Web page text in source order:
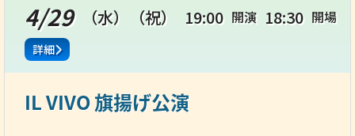
4/29 （水） （祝） 19:00 開演 18:30 開場
詳細
IL VIVO 旗揚げ公演